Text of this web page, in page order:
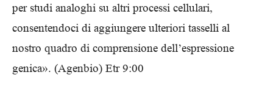
per studi analoghi su altri processi cellulari,
consentendoci di aggiungere ulteriori tasselli al
nostro quadro di comprensione dell’espressione
genica». (Agenbio) Etr 9:00